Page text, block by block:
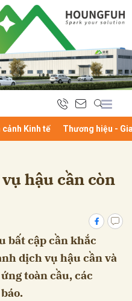
cảnh Kinh tế Thương hiệu -
hậu cần còn
bất cập cần khắc
dịch vụ hậu cần và
toàn cầu, các
Hủy